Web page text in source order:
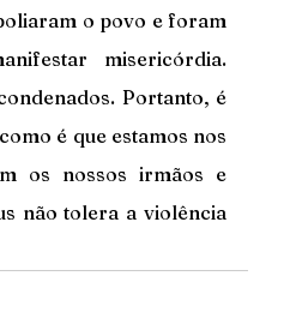
o povo e foram
misericórdia.
Portanto, é
é que estamos nos
os nossos irmãos e
não tolera a violência